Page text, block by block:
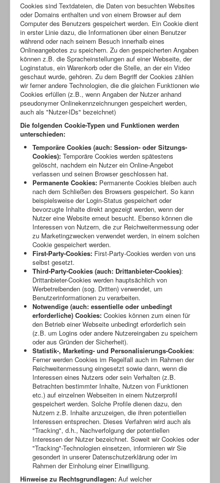
Cookies sind Textdateien, die Daten von besuchten Websites
oder Domains enthalten und von einem Browser auf dem
Computer des Benutzers gespeichert werden. Ein Cookie dient
in erster Linie dazu, die Informationen über einen Benutzer
während oder nach seinem Besuch innerhalb eines
Onlineangebotes zu speichern. Zu den gespeicherten Angaben
können z.B. die Spracheinstellungen auf einer Webseite, der
Loginstatus, ein Warenkorb oder die Stelle, an der ein Video
geschaut wurde, gehören. Zu dem Begriff der Cookies zählen
wir ferner andere Technologien, die die gleichen Funktionen wie
Cookies erfüllen (z.B., wenn Angaben der Nutzer anhand
pseudonymer Onlinekennzeichnungen gespeichert werden,
auch als "Nutzer-IDs" bezeichnet)
Die folgenden Cookie-Typen und Funktionen werden
unterschieden:
Temporäre Cookies (auch: Session- oder Sitzungs-
Cookies): Temporäre Cookies werden spätestens
gelöscht, nachdem ein Nutzer ein Online-Angebot
verlassen und seinen Browser geschlossen hat.
Permanente Cookies: Permanente Cookies bleiben auch
nach dem Schließen des Browsers gespeichert. So kann
beispielsweise der Login-Status gespeichert oder
bevorzugte Inhalte direkt angezeigt werden, wenn der
Nutzer eine Website erneut besucht. Ebenso können die
Interessen von Nutzern, die zur Reichweitenmessung oder
zu Marketingzwecken verwendet werden, in einem solchen
Cookie gespeichert werden.
First-Party-Cookies: First-Party-Cookies werden von uns
selbst gesetzt.
Third-Party-Cookies (auch: Drittanbieter-Cookies):
Drittanbieter-Cookies werden hauptsächlich von
Werbetreibenden (sog. Dritten) verwendet, um
Benutzerinformationen zu verarbeiten.
Notwendige (auch: essentielle oder unbedingt
erforderliche) Cookies: Cookies können zum einen für
den Betrieb einer Webseite unbedingt erforderlich sein
(z.B. um Logins oder andere Nutzereingaben zu speichern
oder aus Gründen der Sicherheit).
Statistik-, Marketing- und Personalisierungs-Cookies:
Ferner werden Cookies im Regelfall auch im Rahmen der
Reichweitenmessung eingesetzt sowie dann, wenn die
Interessen eines Nutzers oder sein Verhalten (z.B.
Betrachten bestimmter Inhalte, Nutzen von Funktionen
etc.) auf einzelnen Webseiten in einem Nutzerprofil
gespeichert werden. Solche Profile dienen dazu, den
Nutzern z.B. Inhalte anzuzeigen, die ihren potentiellen
Interessen entsprechen. Dieses Verfahren wird auch als
"Tracking", d.h., Nachverfolgung der potentiellen
Interessen der Nutzer bezeichnet. Soweit wir Cookies oder
"Tracking"-Technologien einsetzen, informieren wir Sie
gesondert in unserer Datenschutzerklärung oder im
Rahmen der Einholung einer Einwilligung.
Hinweise zu Rechtsgrundlagen: Auf welcher